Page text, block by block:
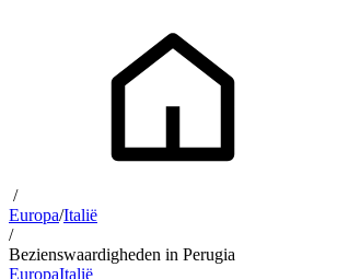
/
Europa/Italië
/
Bezienswaardigheden in Perugia
EuropaItalië